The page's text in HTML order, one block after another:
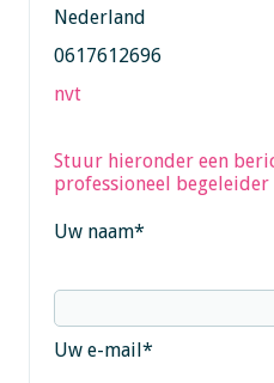
Nederland
0617612696
nvt
Stuur hieronder een
professioneel begeleider
Uw naam*
Uw e-mail*